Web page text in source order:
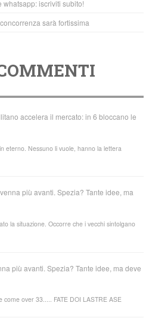
iscriviti subito!
sarà fortissima
accelera il mercato: in 6 bloccano le
eterno. Nessuno li vuole, hanno la lettera
più avanti. Spezia? Tante idee, ma
la situazione. Occorre che i vecchi sintolgano
più avanti. Spezia? Tante idee, ma deve
come over 33..... FATE DOI LASTRE ASE